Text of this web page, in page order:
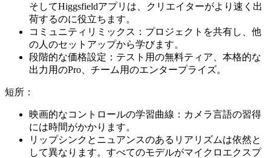
そしてHiggsfieldアプリは、クリエイターがより速く出
荷するのに役立ちます。
コミュニティリミックス：プロジェクトを共有し、他
の人のセットアップから学びます。
段階的な価格設定：テスト用の無料ティア、本格的な
出力用のPro、チーム用のエンタープライズ。
短所：
映画的なコントロールの学習曲線：カメラ言語の習得
には時間がかかります。
リップシンクとニュアンスのあるリアリズムは依然と
して異なります。すべてのモデルがマイクロエクスプ